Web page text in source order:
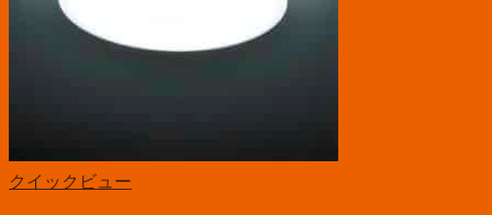
クイックビュー